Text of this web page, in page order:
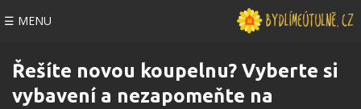
☰ MENU
Řešíte novou koupelnu? Vyberte si
vybavení a nezapomeňte na